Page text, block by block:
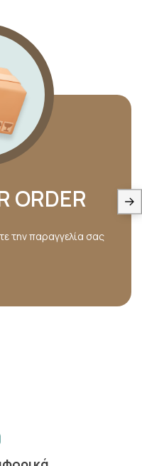
ORDER
την παραγγελία σας